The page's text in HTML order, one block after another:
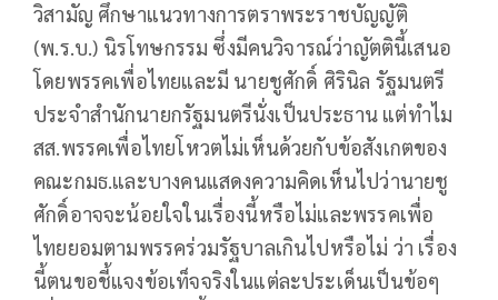
วิสามัญ ศึกษาแนวทางการตราพระราชบัญญัติ
(พ.ร.บ.) นิรโทษกรรม ซึ่งมีคนวิจารณ์ว่าญัตตินี้เสนอ
โดยพรรคเพื่อไทยและมี นายชูศักดิ์ ศิรินิล รัฐมนตรี
ประจำสำนักนายกรัฐมนตรีนั่งเป็นประธาน แต่ทำไม
สส.พรรคเพื่อไทยโหวตไม่เห็นด้วยกับข้อสังเกตของ
คณะกมธ.และบางคนแสดงความคิดเห็นไปว่านายชู
ศักดิ์อาจจะน้อยใจในเรื่องนี้หรือไม่และพรรคเพื่อ
ไทยยอมตามพรรคร่วมรัฐบาลเกินไปหรือไม่ ว่า เรื่อง
นี้ตนขอชี้แจงข้อเท็จจริงในแต่ละประเด็นเป็นข้อๆ